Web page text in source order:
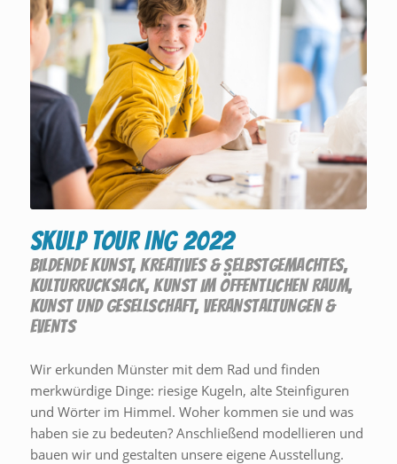
SKULP TOUR ING 2022
BILDENDE KUNST,KREATIVES & SELBSTGEMACHTES,
KULTURRUCKSACK,KUNST IM ÖFFENTLICHEN RAUM,
KUNST UND GESELLSCHAFT, VERANSTALTUNGEN &
EVENTS
Wir erkunden Münster mit dem Rad und finden
merkwürdige Dinge: riesige Kugeln, alte Steinfiguren
und Wörter im Himmel. Woher kommen sie und was
haben sie zu bedeuten? Anschließend modellieren und
bauen wir und gestalten unsere eigene Ausstellung.